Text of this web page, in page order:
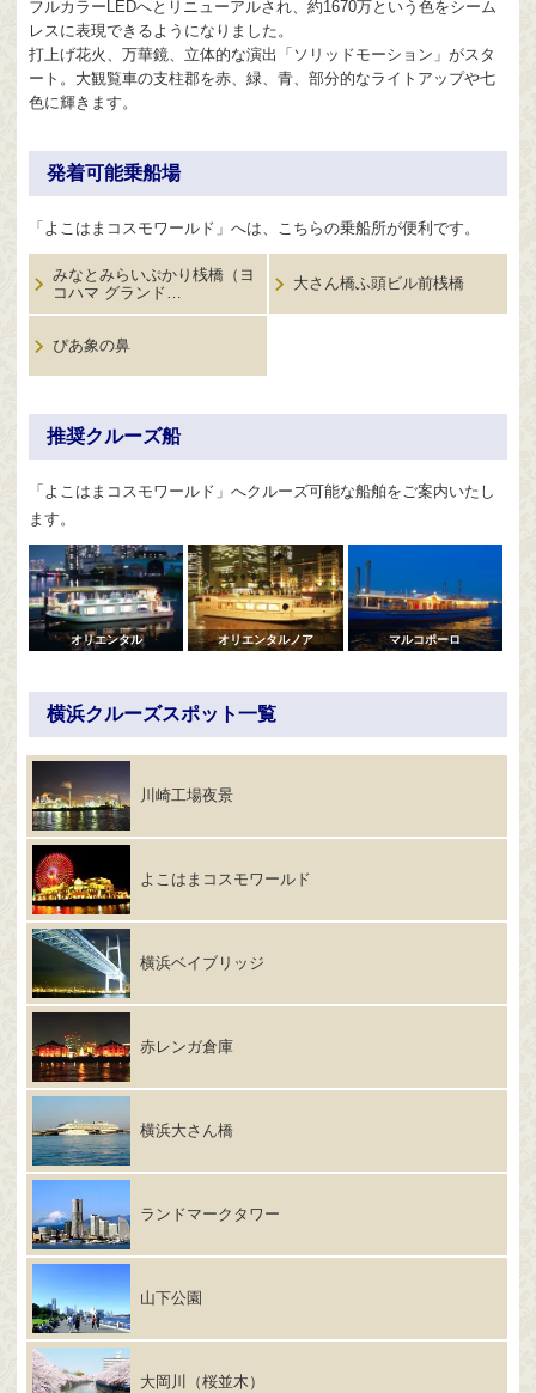
フルカラーLEDへとリニューアルされ、約1670万という色をシーム
レスに表現できるようになりました。
打上げ花火、万華鏡、立体的な演出「ソリッドモーション」がスタ
ート。大観覧車の支柱郡を赤、緑、青、部分的なライトアップや七
色に輝きます。
発着可能乗船場
「よこはまコスモワールド」へは、こちらの乗船所が便利です。
みなとみらいぷかり桟橋（ヨ
コハマ グランド…
大さん橋ふ頭ビル前桟橋
ぴあ象の鼻
推奨クルーズ船
「よこはまコスモワールド」へクルーズ可能な船舶をご案内いたし
ます。
オリエンタル オリエンタルノア マルコポーロ
横浜クルーズスポット一覧
川崎工場夜景
よこはまコスモワールド
横浜ベイブリッジ
赤レンガ倉庫
横浜大さん橋
ランドマークタワー
山下公園
大岡川（桜並木）